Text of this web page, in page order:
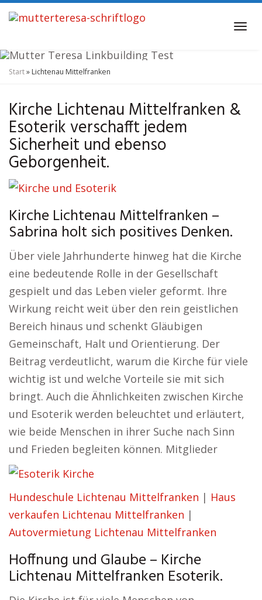
Skip
to
content
Kirche und Esoterik
Lichtenau Mittelfranken
Start» Lichtenau Mittelfranken
Kirche Lichtenau Mittelfranken &
Esoterik verschafft jedem
Sicherheit und ebenso
Geborgenheit.
Kirche Lichtenau Mittelfranken –
Sabrina holt sich positives Denken.
Über viele Jahrhunderte hinweg hat die Kirche
eine bedeutende Rolle in der Gesellschaft
gespielt und das Leben vieler geformt. Ihre
Wirkung reicht weit über den rein geistlichen
Bereich hinaus und schenkt Gläubigen
Gemeinschaft, Halt und Orientierung. Der
Beitrag verdeutlicht, warum die Kirche für viele
wichtig ist und welche Vorteile sie mit sich
bringt. Auch die Ähnlichkeiten zwischen Kirche
und Esoterik werden beleuchtet und erläutert,
wie beide Menschen in ihrer Suche nach Sinn
und Frieden begleiten können. Mitglieder
Hundeschule Lichtenau Mittelfranken | Haus
verkaufen Lichtenau Mittelfranken |
Autovermietung Lichtenau Mittelfranken
Hoffnung und Glaube – Kirche
Lichtenau Mittelfranken Esoterik.